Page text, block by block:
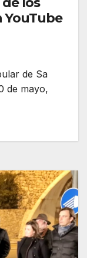
YouTube
de Sa
de mayo,